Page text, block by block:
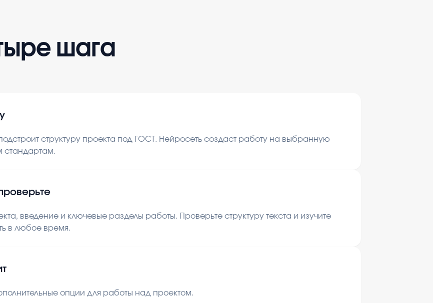
шага
структуру проекта под ГОСТ. Нейросеть создаст работу на выбранную
стандартам.
введение и ключевые разделы работы. Проверьте структуру текста и изучите
в любое время.
опции для работы над проектом.